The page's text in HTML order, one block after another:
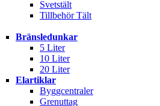
Svetstält
Tillbehör Tält
Bränsledunkar
5 Liter
10 Liter
20 Liter
Elartiklar
Byggcentraler
Grenuttag